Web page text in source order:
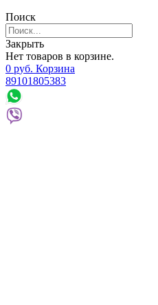
Поиск
Закрыть
Нет товаров в корзине.
0 руб. Корзина
89101805383